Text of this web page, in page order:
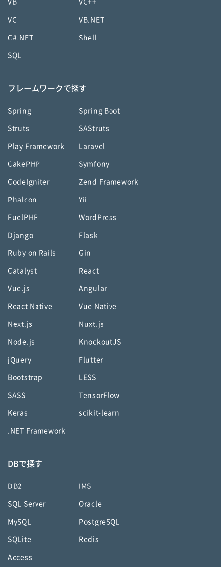
VB VC++
VC VB.NET
C#.NET Shell
SQL
フレームワークで探す
Spring Spring Boot
Struts SAStruts
Play Framework Laravel
CakePHP Symfony
CodeIgniter Zend Framework
Phalcon Yii
FuelPHP WordPress
Django Flask
Ruby on Rails Gin
Catalyst React
Vue.js Angular
React Native Vue Native
Next.js Nuxt.js
Node.js KnockoutJS
jQuery Flutter
Bootstrap LESS
SASS TensorFlow
Keras scikit-learn
.NET Framework
DBで探す
DB2 IMS
SQL Server Oracle
MySQL PostgreSQL
SQLite Redis
Access